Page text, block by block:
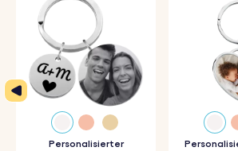
Personalisierter